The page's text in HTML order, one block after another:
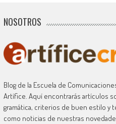
NOSOTROS
Blog de la Escuela de
Artífice. Aquí encontrarás artículos
gramática, criterios de buen estilo y
como noticias de nuestras